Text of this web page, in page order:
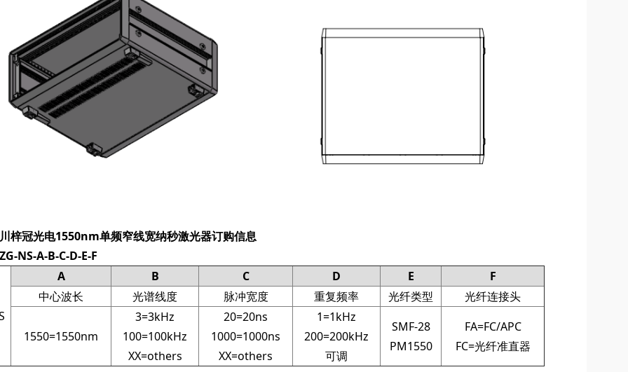
梓冠光电1550nm单频窄线宽纳秒激光器订购信息
NS-A-B-C-D-E-F
A B C D E
F
中心波长
光谱线度 脉冲宽度 重复频率 光纤类型 光纤连接头
1550=1550nm
3=3kHz
100=100kHz
XX=others
20=20ns
1000=1000ns
XX=others
1=1kHz
200=200kHz
可调
SMF-28
PM1550
FA=FC/APC
FC=光纤准直器